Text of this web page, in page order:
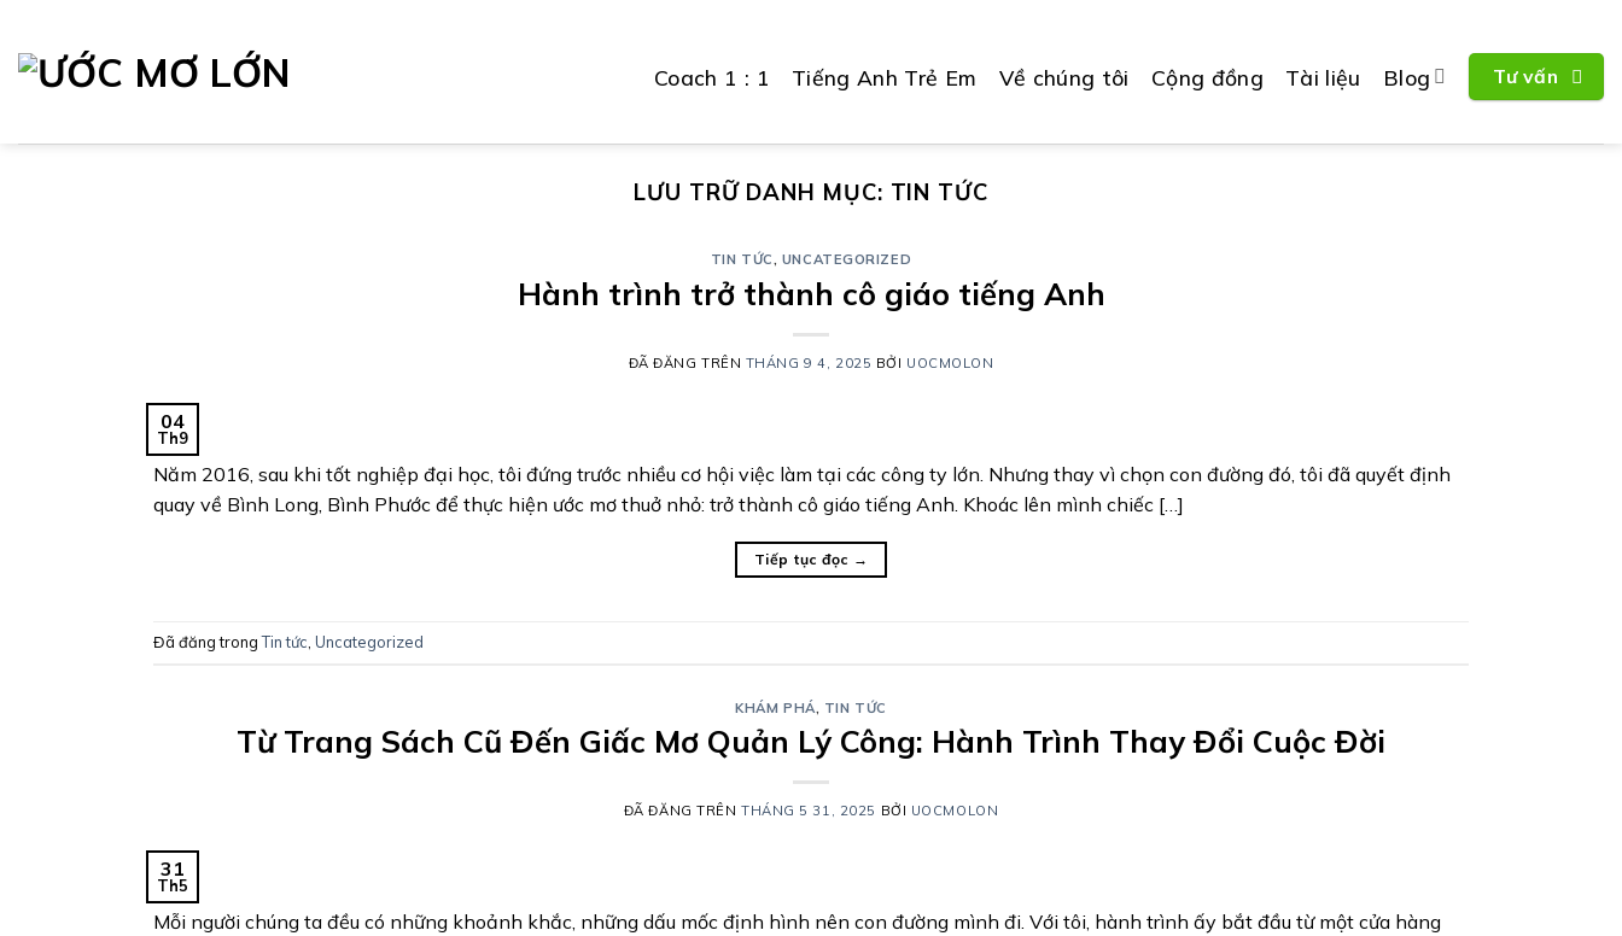
nội
Coach 1 : 1 Tiếng Anh Trẻ Em Về chúng tôi Cộng đồng Tài liệu Blog Tư vấn
LƯU TRỮ DANH MỤC: TIN TỨC
TIN TỨC, UNCATEGORIZED
Hành trình trở thành cô giáo tiếng Anh
ĐÃ ĐĂNG TRÊN THÁNG 9 4, 2025 BỞI UOCMOLON
04
Th9
Năm 2016, sau khi tốt nghiệp đại học, tôi đứng trước nhiều cơ hội việc làm tại các công ty lớn. Nhưng thay vì chọn con đường đó, tôi đã quyết định
quay về Bình Long, Bình Phước để thực hiện ước mơ thuở nhỏ: trở thành cô giáo tiếng Anh. Khoác lên mình chiếc […]
Tiếp tục đọc →
Đã đăng trongTin tức Uncategorized
KHÁM PHÁ, TIN TỨC
Từ Trang Sách Cũ Đến Giấc Mơ Quản Lý Công: Hành Trình Thay Đổi Cuộc Đời
ĐÃ ĐĂNG TRÊN THÁNG 5 31, 2025 BỞI UOCMOLON
31
Th5
Mỗi người chúng ta đều có những khoảnh khắc, những dấu mốc định hình nên con đường mình đi. Với tôi, hành trình ấy bắt đầu từ một cửa hàng